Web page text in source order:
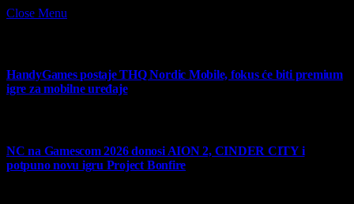
Close Menu
HandyGames postaje THQ Nordic Mobile, fokus će biti premium
igre za mobilne uređaje
NC na Gamescom 2026 donosi AION 2, CINDER CITY i
potpuno novu igru Project Bonfire